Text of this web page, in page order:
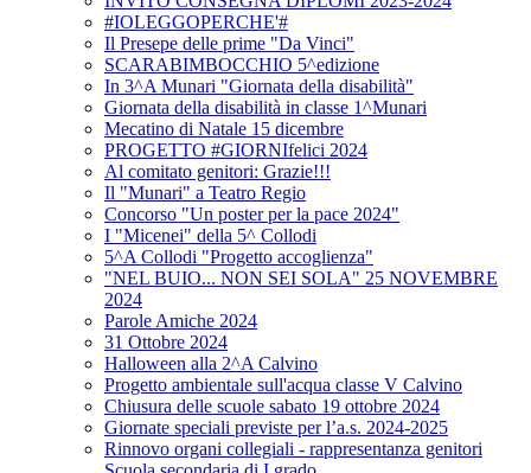
#IOLEGGOPERCHE'#
Il Presepe delle prime "Da Vinci"
SCARABIMBOCCHIO 5^edizione
In 3^A Munari "Giornata della disabilità"
Giornata della disabilità in classe 1^Munari
Mecatino di Natale 15 dicembre
PROGETTO #GIORNIfelici 2024
Al comitato genitori: Grazie!!!
Il "Munari" a Teatro Regio
Concorso "Un poster per la pace 2024"
I "Micenei" della 5^ Collodi
5^A Collodi "Progetto accoglienza"
"NEL BUIO... NON SEI SOLA" 25 NOVEMBRE
2024
Parole Amiche 2024
31 Ottobre 2024
Halloween alla 2^A Calvino
Progetto ambientale sull'acqua classe V Calvino
Chiusura delle scuole sabato 19 ottobre 2024
Giornate speciali previste per l’a.s. 2024-2025
Rinnovo organi collegiali - rappresentanza genitori